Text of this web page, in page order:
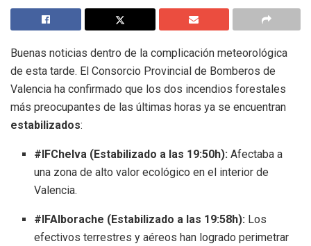
Buenas noticias dentro de la complicación meteorológica
de esta tarde. El Consorcio Provincial de Bomberos de
Valencia ha confirmado que los dos incendios forestales
más preocupantes de las últimas horas ya se encuentran
estabilizados:
#IFChelva (Estabilizado a las 19:50h): Afectaba a
una zona de alto valor ecológico en el interior de
Valencia.
#IFAlborache (Estabilizado a las 19:58h): Los
efectivos terrestres y aéreos han logrado perimetrar